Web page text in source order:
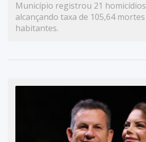
Município registrou 21
alcançando taxa de 105,64
habitantes.